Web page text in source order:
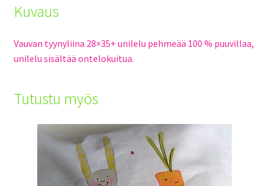
Kuvaus
Vauvan tyynyliina 28×35+ unilelu pehmeää 100 % puuvillaa,
unilelu sisältää ontelokuitua.
Tutustu myös